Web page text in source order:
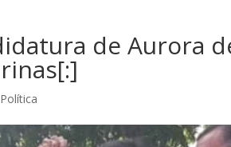
de Aurora
Política